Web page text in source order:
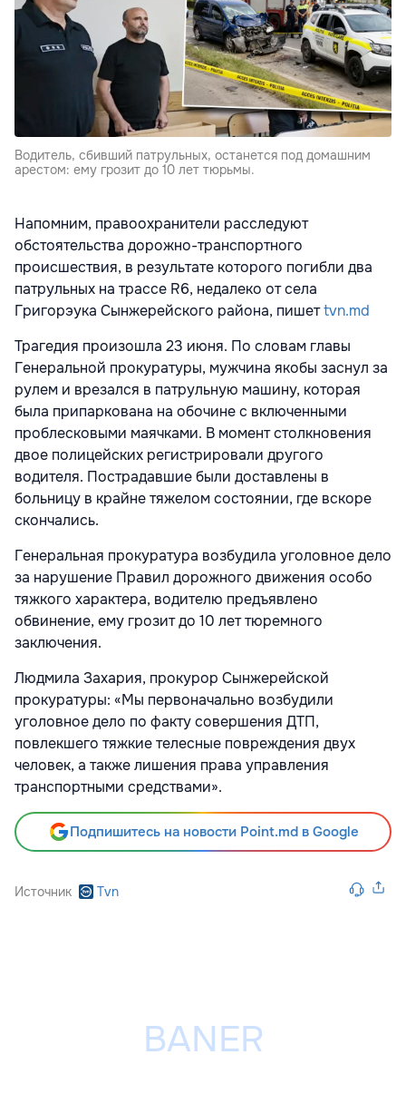
Водитель, сбивший патрульных, останется под домашним
арестом: ему грозит до 10 лет тюрьмы.
Напомним, правоохранители расследуют
обстоятельства дорожно-транспортного
происшествия, в результате которого погибли два
патрульных на трассе R6, недалеко от села
Григорэука Сынжерейского района, пишетtvn.md
Трагедия произошла 23 июня. По словам главы
Генеральной прокуратуры, мужчина якобы заснул за
рулем и врезался в патрульную машину, которая
была припаркована на обочине с включенными
проблесковыми маячками. В момент столкновения
двое полицейских регистрировали другого
водителя. Пострадавшие были доставлены в
больницу в крайне тяжелом состоянии, где вскоре
скончались.
Генеральная прокуратура возбудила уголовное дело
за нарушение Правил дорожного движения особо
тяжкого характера, водителю предъявлено
обвинение, ему грозит до 10 лет тюремного
заключения.
Людмила Захария, прокурор Сынжерейской
прокуратуры: «Мы первоначально возбудили
уголовное дело по факту совершения ДТП,
повлекшего тяжкие телесные повреждения двух
человек, а также лишения права управления
транспортными средствами».
Подпишитесь на новости Point.md в Google
Источник Tvn